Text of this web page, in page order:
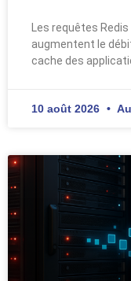
Les requêtes
augmentent le
cache des
10 août 2026